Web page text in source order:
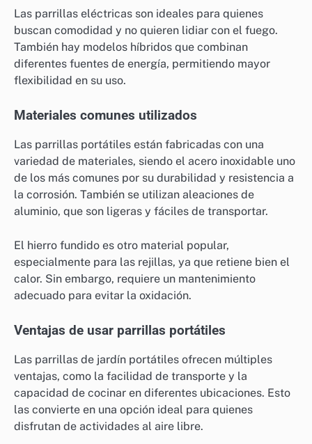
Las parrillas eléctricas son ideales para quienes
buscan comodidad y no quieren lidiar con el fuego.
También hay modelos híbridos que combinan
diferentes fuentes de energía, permitiendo mayor
flexibilidad en su uso.
Materiales comunes utilizados
Las parrillas portátiles están fabricadas con una
variedad de materiales, siendo el acero inoxidable uno
de los más comunes por su durabilidad y resistencia a
la corrosión. También se utilizan aleaciones de
aluminio, que son ligeras y fáciles de transportar.
El hierro fundido es otro material popular,
especialmente para las rejillas, ya que retiene bien el
calor. Sin embargo, requiere un mantenimiento
adecuado para evitar la oxidación.
Ventajas de usar parrillas portátiles
Las parrillas de jardín portátiles ofrecen múltiples
ventajas, como la facilidad de transporte y la
capacidad de cocinar en diferentes ubicaciones. Esto
las convierte en una opción ideal para quienes
disfrutan de actividades al aire libre.